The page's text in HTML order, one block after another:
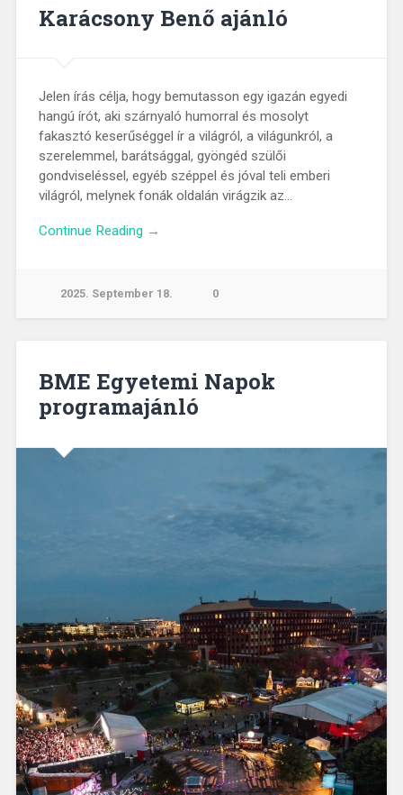
Karácsony Benő ajánló
Jelen írás célja, hogy bemutasson egy igazán egyedi
hangú írót, aki szárnyaló humorral és mosolyt
fakasztó keserűséggel ír a világról, a világunkról, a
szerelemmel, barátsággal, gyöngéd szülői
gondviseléssel, egyéb széppel és jóval teli emberi
világról, melynek fonák oldalán virágzik az…
Continue Reading →
2025. September 18. 0
BME Egyetemi Napok
programajánló